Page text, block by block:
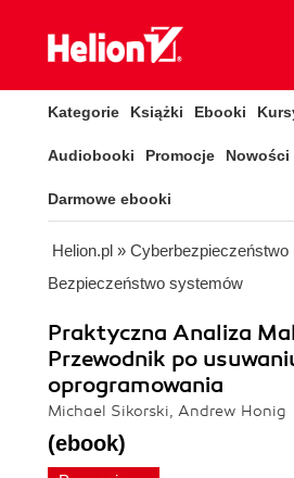
Kategorie Książki Ebooki
Audiobooki Promocje Nowości
Darmowe ebooki
Helion.pl » Cyberbezpieczeństwo
Bezpieczeństwo systemów
Praktyczna Analiza
Przewodnik po
oprogramowania
Michael Sikorski, Andrew Honig
(ebook)